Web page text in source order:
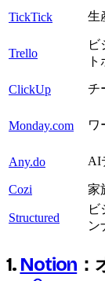
TickTick 生
Trello
ビ
ClickUp チ
Monday.com ワ
Any.do AI
Cozi
家
Structured
ビ
ン
1. Notion